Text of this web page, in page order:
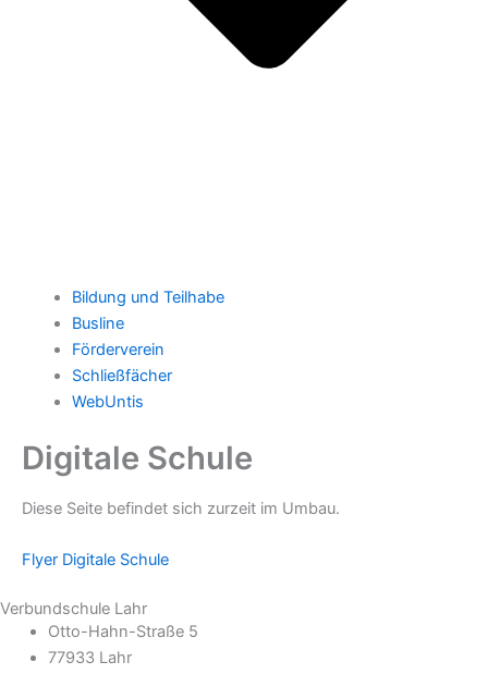
Bildung und Teilhabe
Busline
Förderverein
Schließfächer
WebUntis
Digitale Schule
Diese Seite befindet sich zurzeit im Umbau.
Flyer Digitale Schule
Verbundschule Lahr
Otto-Hahn-Straße 5
77933 Lahr